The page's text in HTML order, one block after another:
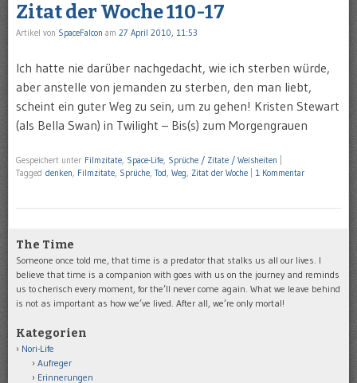
Zitat der Woche 110-17
Artikel von SpaceFalcon am 27 April 2010, 11:53
Ich hatte nie darüber nachgedacht, wie ich sterben würde,
aber anstelle von jemanden zu sterben, den man liebt,
scheint ein guter Weg zu sein, um zu gehen! Kristen Stewart
(als Bella Swan) in Twilight – Bis(s) zum Morgengrauen
Gespeichert unter Filmzitate, Space-Life, Sprüche / Zitate / Weisheiten
Tagged denken, Filmzitate, Sprüche, Tod, Weg, Zitat der Woche 1 Kommentar
The Time
Someone once told me, that time is a predator that stalks us all our lives. I
believe that time is a companion with goes with us on the journey and reminds
us to cherisch every moment, for the’ll never come again. What we leave behind
is not as important as how we’ve lived. After all, we’re only mortal!
Kategorien
Nori-Life
Aufreger
Erinnerungen